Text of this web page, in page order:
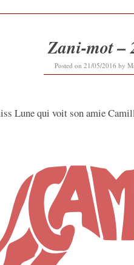
Zani-mot –
Posted on 21/05/201612/
by
Lune qui voit son amie